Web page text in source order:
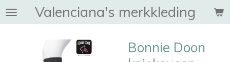
Ga
direct
hoofdinhoud
Valenciana's merkkleding
Bonnie Doon